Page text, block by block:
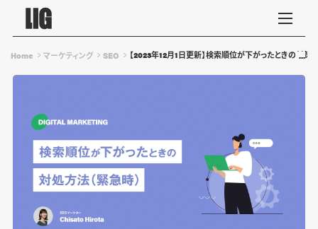
Home マーケティング SEO 【2023年12月1日更新】検索順位が下がったときの対策